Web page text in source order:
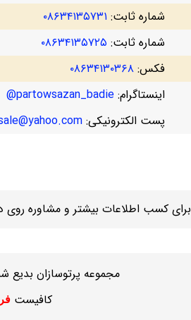
شماره ثابت: ۰۸۶۳۴۱۳۵۷۳۱
شماره ثابت: ۰۸۶۳۴۱۳۵۷۲۵
فکس: ۰۸۶۳۴۱۳۰۳۶۸
اینستاگرام: partowsazan_badie@
پست الکترونیکی:
برای کسب اطلاعات بیشتر و مشاوره روی
مجموعه پرتوسازان بدیع
کافیست